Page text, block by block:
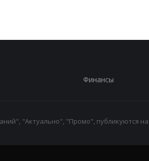
Финансы
"Актуально", "Промо", публикуются